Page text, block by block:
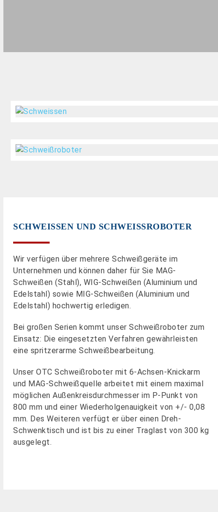
SCHWEISSEN UND SCHWEISSROBOTER
Wir verfügen über mehrere Schweißgeräte im
Unternehmen und können daher für Sie MAG-
Schweißen (Stahl), WIG-Schweißen (Aluminium und
Edelstahl) sowie MIG-Schweißen (Aluminium und
Edelstahl) hochwertig erledigen.
Bei großen Serien kommt unser Schweißroboter zum
Einsatz: Die eingesetzten Verfahren gewährleisten
eine spritzerarme Schweißbearbeitung.
Unser OTC Schweißroboter mit 6-Achsen-Knickarm
und MAG-Schweißquelle arbeitet mit einem maximal
möglichen Außenkreisdurchmesser im P-Punkt von
800 mm und einer Wiederholgenauigkeit von +/- 0,08
mm. Des Weiteren verfügt er über einen Dreh-
Schwenktisch und ist bis zu einer Traglast von 300 kg
ausgelegt.